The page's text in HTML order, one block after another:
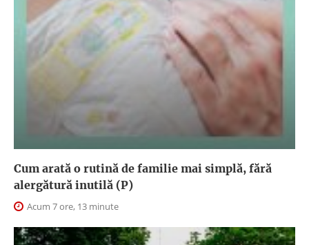
Cum arată o rutină de familie mai simplă, fără
alergătură inutilă (P)
Acum 7 ore, 13 minute